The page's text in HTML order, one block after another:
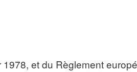
et du Règlement